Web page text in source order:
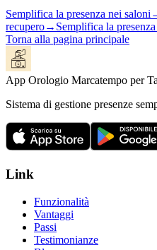
Semplifica la presenza nei saloni
recupero→ Semplifica la
Torna alla pagina principale
App Orologio Marcatempo per
Sistema di gestione presenze
Link
Funzionalità
Vantaggi
Passi
Testimonianze